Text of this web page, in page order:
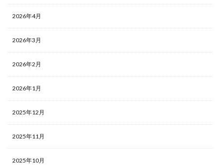
2026年4月
2026年3月
2026年2月
2026年1月
2025年12月
2025年11月
2025年10月